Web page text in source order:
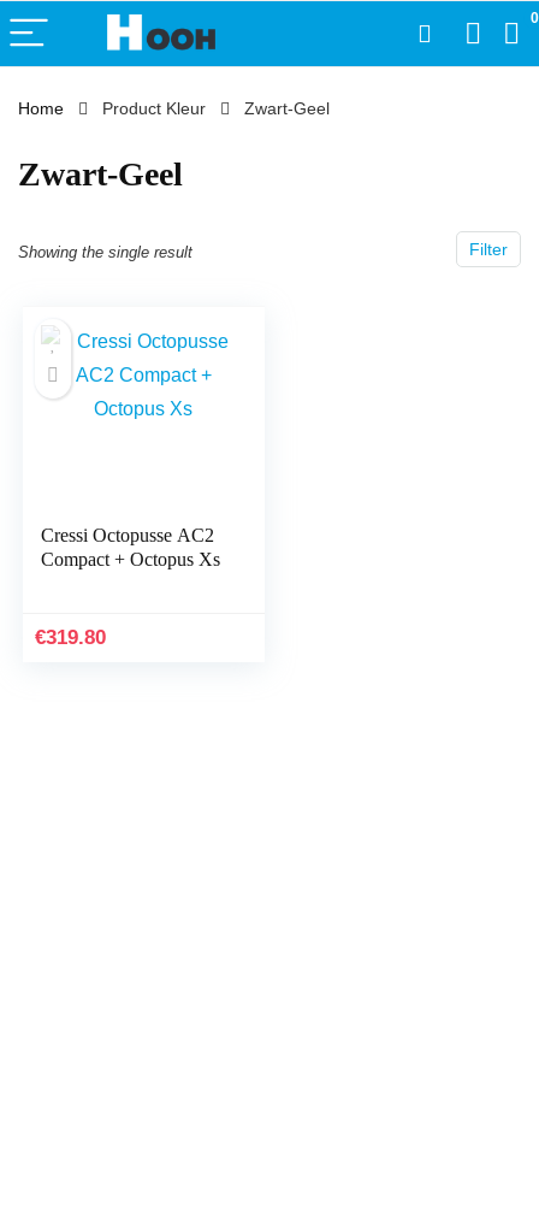
0
Home Product Kleur ‎Zwart-Geel
‎Zwart-Geel
Filter
Showing the single result
Cressi Octopusse AC2
Compact + Octopus Xs
€319.80